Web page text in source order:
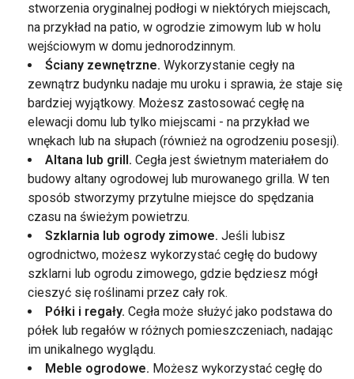
stworzenia oryginalnej podłogi w niektórych miejscach,
na przykład na patio, w ogrodzie zimowym lub w holu
wejściowym w domu jednorodzinnym.
Ściany zewnętrzne. Wykorzystanie cegły na
zewnątrz budynku nadaje mu uroku i sprawia, że staje się
bardziej wyjątkowy. Możesz zastosować cegłę na
elewacji domu lub tylko miejscami - na przykład we
wnękach lub na słupach (również na ogrodzeniu posesji).
Altana lub grill. Cegła jest świetnym materiałem do
budowy altany ogrodowej lub murowanego grilla. W ten
sposób stworzymy przytulne miejsce do spędzania
czasu na świeżym powietrzu.
Szklarnia lub ogrody zimowe. Jeśli lubisz
ogrodnictwo, możesz wykorzystać cegłę do budowy
szklarni lub ogrodu zimowego, gdzie będziesz mógł
cieszyć się roślinami przez cały rok.
Półki i regały. Cegła może służyć jako podstawa do
półek lub regałów w różnych pomieszczeniach, nadając
im unikalnego wyglądu.
Meble ogrodowe. Możesz wykorzystać cegłę do